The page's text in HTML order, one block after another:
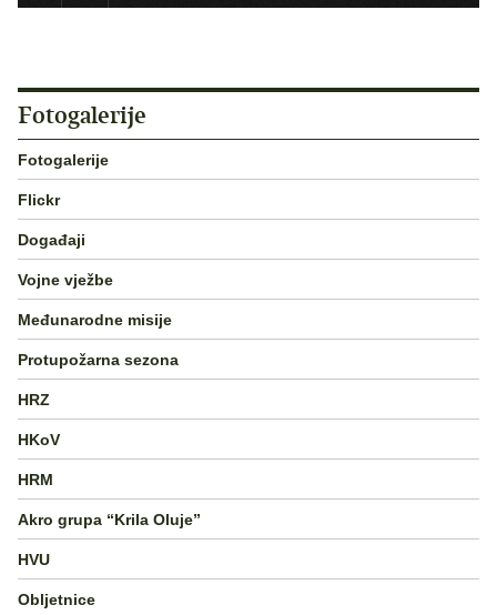
Fotogalerije
Fotogalerije
Flickr
Događaji
Vojne vježbe
Međunarodne misije
Protupožarna sezona
HRZ
HKoV
HRM
Akro grupa “Krila Oluje”
HVU
Obljetnice